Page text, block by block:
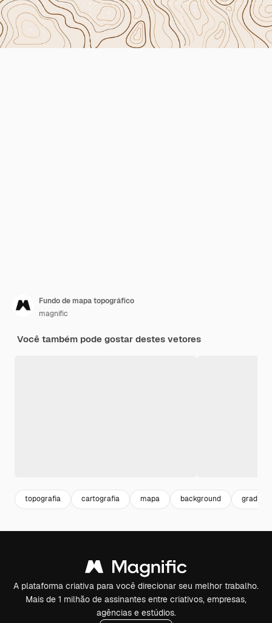
Fundo de mapa topográfico
magnific
Você também pode gostar destes vetores
topografia cartografia mapa background grade
A plataforma criativa para você direcionar seu melhor trabalho.
Mais de 1 milhão de assinantes entre criativos, empresas,
agências e estúdios.